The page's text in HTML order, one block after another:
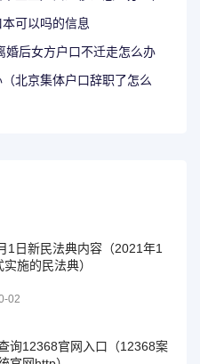
可以吗的信息
婚后女方户口不迁走怎么办
北京集体户口辞职了怎么
1日新民法典内容（2021年1
施的民法典）
02
询12368官网入口（12368案